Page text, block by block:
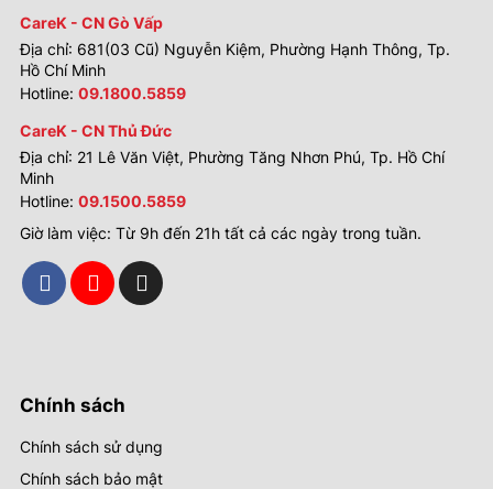
CareK - CN Gò Vấp
Địa chỉ: 681(03 Cũ) Nguyễn Kiệm, Phường Hạnh Thông, Tp.
Hồ Chí Minh
Hotline: 09.1800.5859
CareK - CN Thủ Đức
Địa chỉ: 21 Lê Văn Việt, Phường Tăng Nhơn Phú, Tp. Hồ Chí
Minh
Hotline: 09.1500.5859
Giờ làm việc: Từ 9h đến 21h tất cả các ngày trong tuần.
Chính sách
Chính sách sử dụng
Chính sách bảo mật